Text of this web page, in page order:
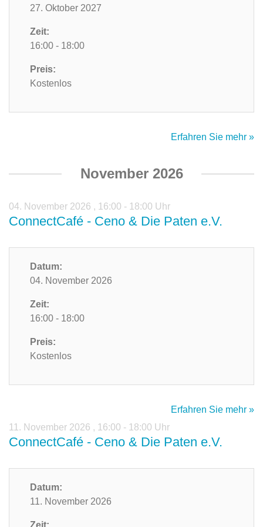
27. Oktober 2027
Zeit:
16:00 - 18:00
Preis:
Kostenlos
Erfahren Sie mehr »
November 2026
04. November 2026 , 16:00 - 18:00 Uhr
ConnectCafé - Ceno & Die Paten e.V.
Datum:
04. November 2026
Zeit:
16:00 - 18:00
Preis:
Kostenlos
Erfahren Sie mehr »
11. November 2026 , 16:00 - 18:00 Uhr
ConnectCafé - Ceno & Die Paten e.V.
Datum:
11. November 2026